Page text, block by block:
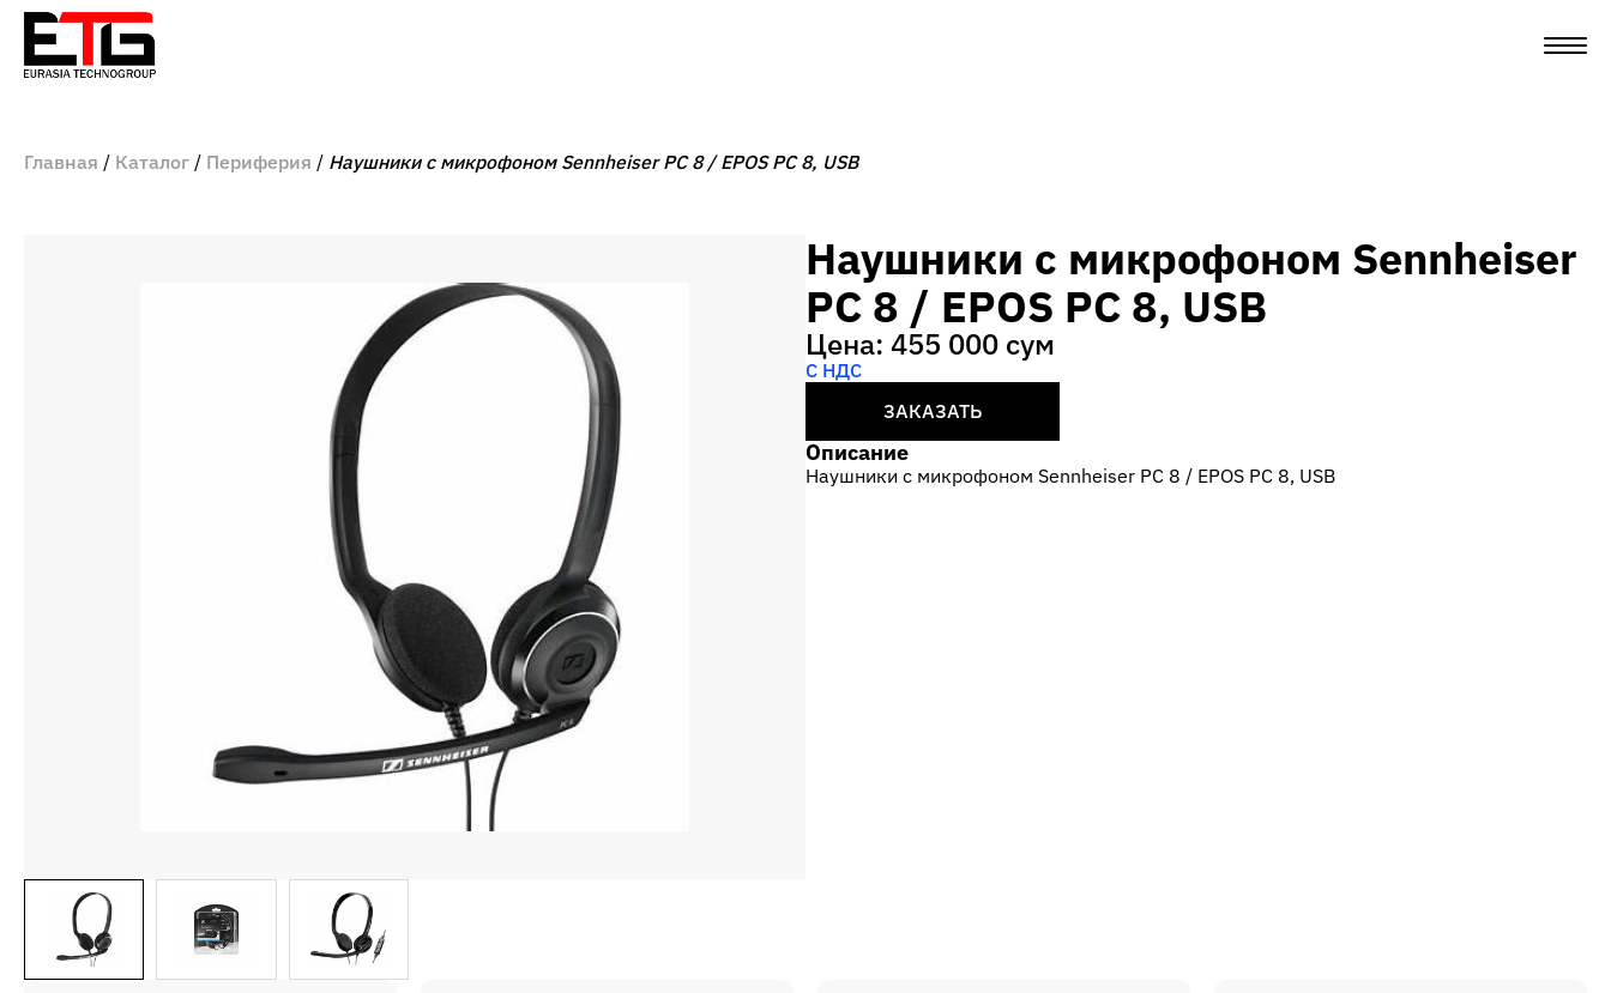
Главная Каталог Периферия Наушники с микрофоном Sennheiser PC 8 / EPOS PC 8, USB
Наушники с микрофоном Sennheiser
PC 8 / EPOS PC 8, USB
Цена: 455 000 сум
С НДС
ЗАКАЗАТЬ
Описание
Наушники с микрофоном Sennheiser PC 8 / EPOS PC 8, USB